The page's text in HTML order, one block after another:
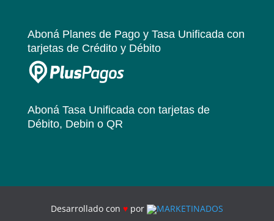
Aboná Planes de Pago y Tasa Unificadacon
tarjetas de Crédito y Débito
Aboná Tasa Unificadacon tarjetas de
Débito, Debin o QR
Desarrollado con ♥ por